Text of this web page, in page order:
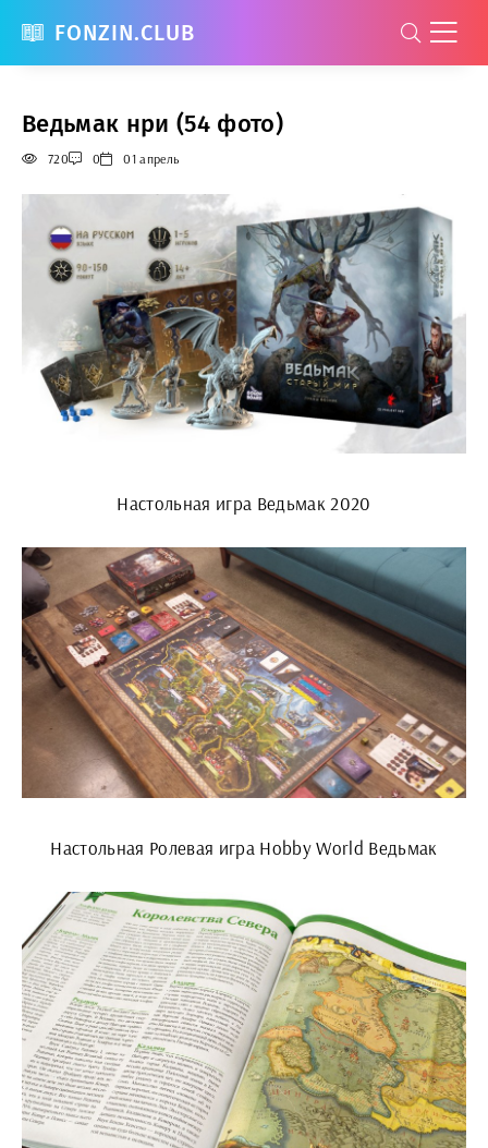
FONZIN.CLUB
Ведьмак нри (54 фото)
720 0 01 апрель
Настольная игра Ведьмак 2020
Настольная Ролевая игра Hobby World Ведьмак